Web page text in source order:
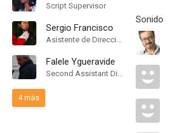
Script Supervisor
Sergio Francisco
Asistente de Dirección
Falele Ygueravide
Second Assistant Director
4 más
Sonido